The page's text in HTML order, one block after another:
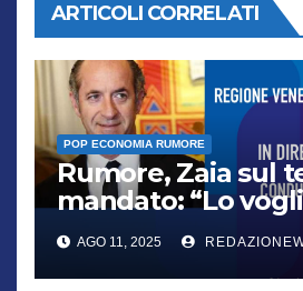
ARTICOLI CORRELATI
POP ECONOMIA RUMORE
Rumore, Zaia sul
mandato: “Lo
cittadini, chi non
verrà punito”
AGO 11, 2025